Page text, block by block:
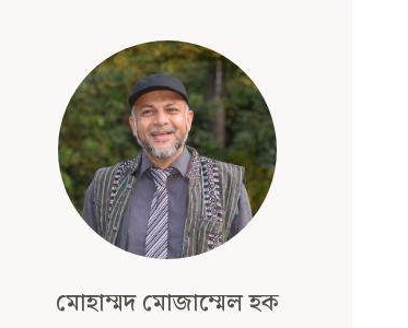
মোহাম্মদ মোজাম্মেল হক